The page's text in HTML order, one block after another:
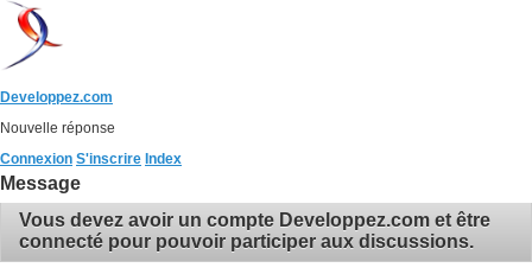
Developpez.com
Nouvelle réponse
Connexion S'inscrire Index
Message
Vous devez avoir un compte Developpez.com et être
connecté pour pouvoir participer aux discussions.